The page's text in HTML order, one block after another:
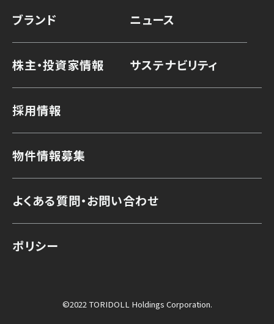
ブランド ニュース
株主・投資家情報 サステナビリティ
採用情報
物件情報募集
よくある質問・お問い合わせ
ポリシー
©2022 TORIDOLL Holdings Corporation.